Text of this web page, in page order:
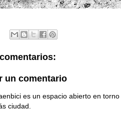
un comentario
es un espacio abierto en
ciudad.